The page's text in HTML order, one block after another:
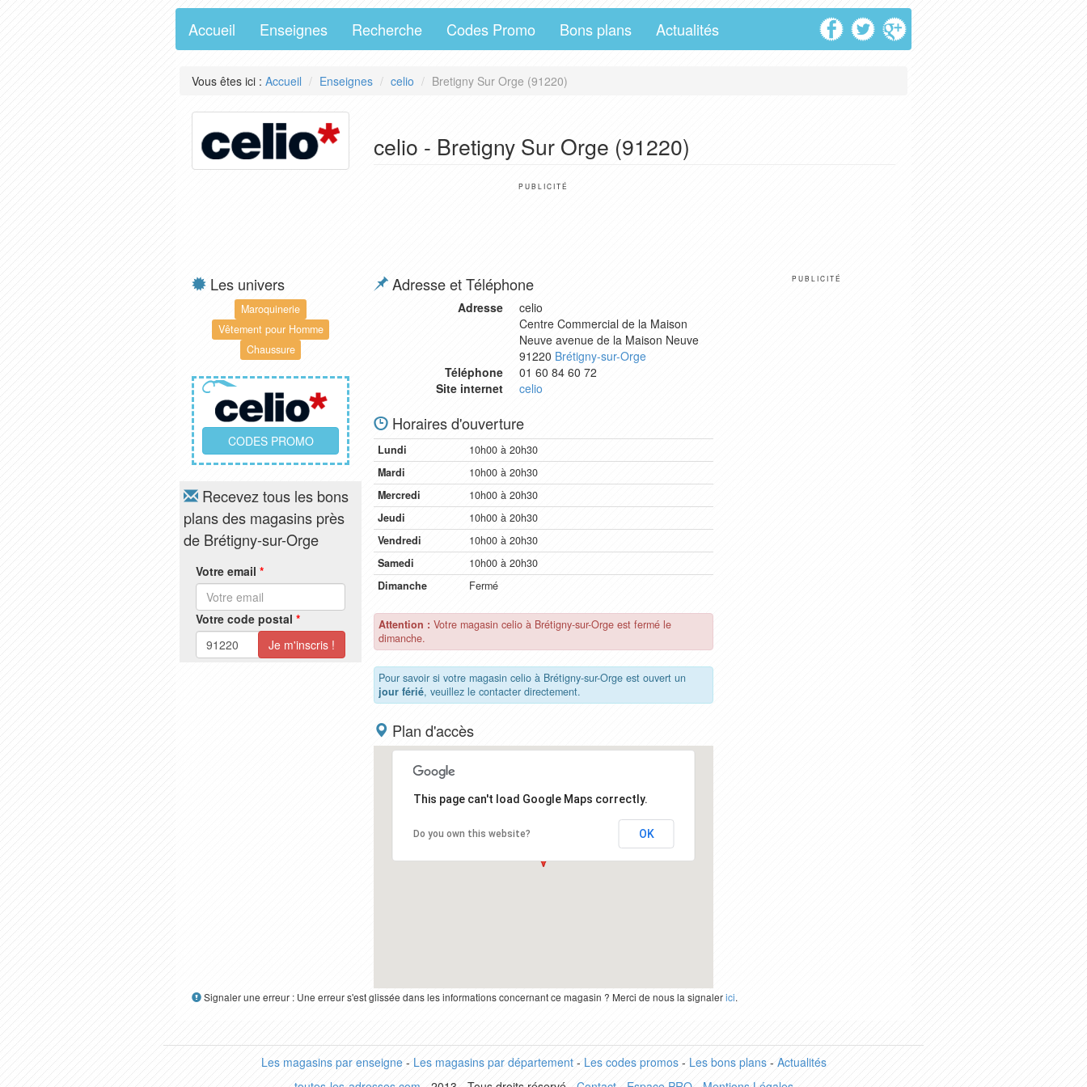
Accueil Enseignes Recherche Codes Promo Bons plans Actualités
Vous êtes ici : Accueil Enseignes celio Bretigny Sur Orge (91220)
celio - Bretigny Sur Orge (91220)
PUBLICITÉ
Les univers
Maroquinerie
Vêtement pour Homme
Chaussure
CODES PROMO
Recevez tous les bons
plans des magasins près
de Brétigny-sur-Orge
Votre email *
Votre code postal *
Adresse et Téléphone
Adresse
celio
Centre Commercial de la Maison
Neuve avenue de la Maison Neuve
91220 Brétigny-sur-Orge
Téléphone
01 60 84 60 72
Site internet
celio
Horaires d'ouverture
Lundi
10h00 à 20h30
Mardi
10h00 à 20h30
Mercredi
10h00 à 20h30
Jeudi
10h00 à 20h30
Vendredi
10h00 à 20h30
Samedi
10h00 à 20h30
Dimanche
Fermé
Attention : Votre magasin celio à Brétigny-sur-Orge est fermé le
dimanche.
Pour savoir si votre magasin celio à Brétigny-sur-Orge est ouvert un
jour férié, veuillez le contacter directement.
Plan d'accès
This page can't load Google Maps correctly.
Do you own this website? OK
PUBLICITÉ
Signaler une erreur : Une erreur s'est glissée dans les informations concernant ce magasin ? Merci de nous la signalerici.
Les magasins par enseigne- Les magasins par département- Les codes promos- Les bons plans- Actualités